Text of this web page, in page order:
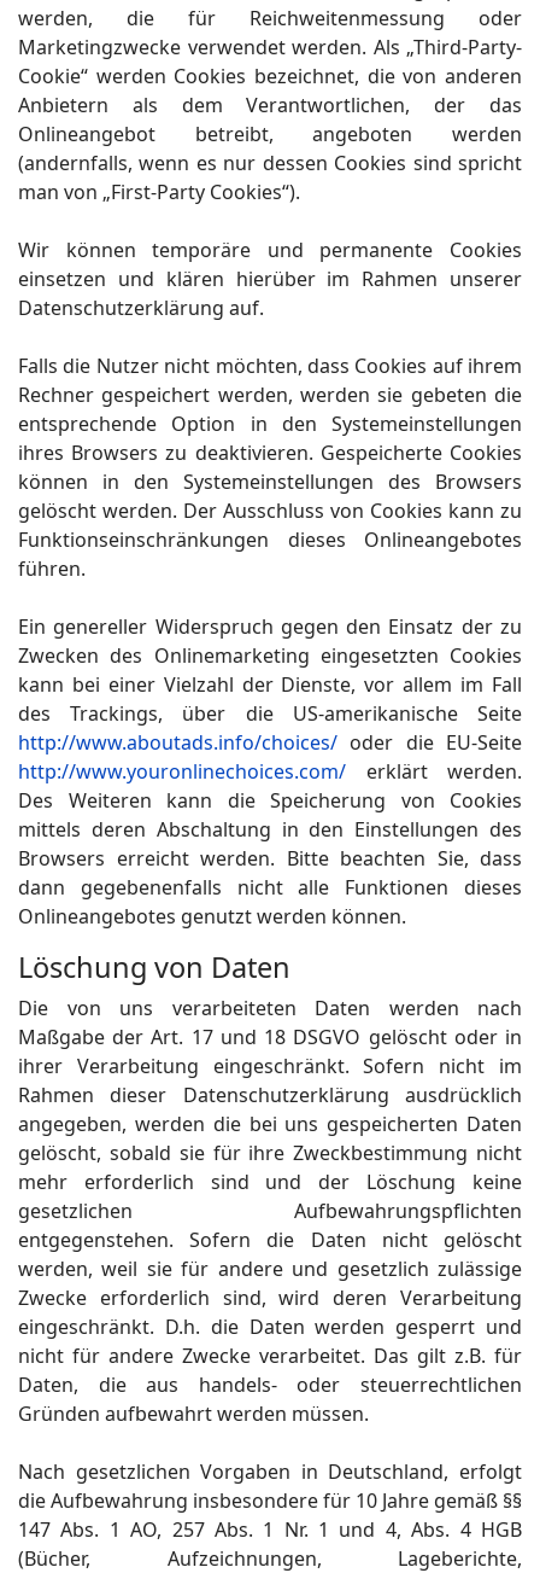
werden, die für Reichweitenmessung oder
Marketingzwecke verwendet werden. Als „Third-Party-
Cookie“ werden Cookies bezeichnet, die von anderen
Anbietern als dem Verantwortlichen, der das
Onlineangebot betreibt, angeboten werden
(andernfalls, wenn es nur dessen Cookies sind spricht
man von „First-Party Cookies“).
Wir können temporäre und permanente Cookies
einsetzen und klären hierüber im Rahmen unserer
Datenschutzerklärung auf.
Falls die Nutzer nicht möchten, dass Cookies auf ihrem
Rechner gespeichert werden, werden sie gebeten die
entsprechende Option in den Systemeinstellungen
ihres Browsers zu deaktivieren. Gespeicherte Cookies
können in den Systemeinstellungen des Browsers
gelöscht werden. Der Ausschluss von Cookies kann zu
Funktionseinschränkungen dieses Onlineangebotes
führen.
Ein genereller Widerspruch gegen den Einsatz der zu
Zwecken des Onlinemarketing eingesetzten Cookies
kann bei einer Vielzahl der Dienste, vor allem im Fall
des Trackings, über die US-amerikanische Seite
http://www.aboutads.info/choices/ oder die EU-Seite
http://www.youronlinechoices.com/ erklärt werden.
Des Weiteren kann die Speicherung von Cookies
mittels deren Abschaltung in den Einstellungen des
Browsers erreicht werden. Bitte beachten Sie, dass
dann gegebenenfalls nicht alle Funktionen dieses
Onlineangebotes genutzt werden können.
Löschung von Daten
Die von uns verarbeiteten Daten werden nach
Maßgabe der Art. 17 und 18 DSGVO gelöscht oder in
ihrer Verarbeitung eingeschränkt. Sofern nicht im
Rahmen dieser Datenschutzerklärung ausdrücklich
angegeben, werden die bei uns gespeicherten Daten
gelöscht, sobald sie für ihre Zweckbestimmung nicht
mehr erforderlich sind und der Löschung keine
gesetzlichen Aufbewahrungspflichten
entgegenstehen. Sofern die Daten nicht gelöscht
werden, weil sie für andere und gesetzlich zulässige
Zwecke erforderlich sind, wird deren Verarbeitung
eingeschränkt. D.h. die Daten werden gesperrt und
nicht für andere Zwecke verarbeitet. Das gilt z.B. für
Daten, die aus handels- oder steuerrechtlichen
Gründen aufbewahrt werden müssen.
Nach gesetzlichen Vorgaben in Deutschland, erfolgt
die Aufbewahrung insbesondere für 10 Jahre gemäß §§
147 Abs. 1 AO, 257 Abs. 1 Nr. 1 und 4, Abs. 4 HGB
(Bücher, Aufzeichnungen, Lageberichte,